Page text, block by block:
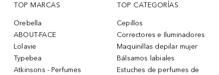
TOP MARCAS
Orebella
ABOUT-FACE
Lolavie
Typebea
Atkinsons - Perfumes
TOP CATEGORÍAS
Cepillos
Correctores e Iluminadores
Maquinillas depilar mujer
Bálsamos labiales
Estuches de perfumes de